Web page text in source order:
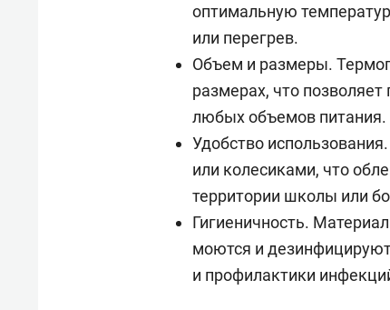
оптимальную
или перегрев.
Объем и размеры.
размерах, что
любых объемов питания.
Удобство
или колесиками, что
территории школы или
Гигиеничность.
моются и
и профилактики